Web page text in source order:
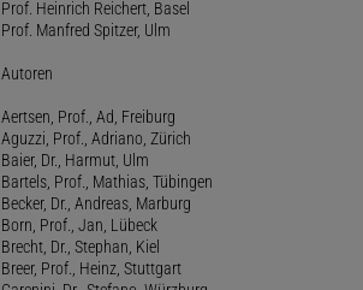
Prof. Heinrich Reichert, Basel
Prof. Manfred Spitzer, Ulm
Autoren
Aertsen, Prof., Ad, Freiburg
Aguzzi, Prof., Adriano, Zürich
Baier, Dr., Harmut, Ulm
Bartels, Prof., Mathias, Tübingen
Becker, Dr., Andreas, Marburg
Born, Prof., Jan, Lübeck
Brecht, Dr., Stephan, Kiel
Breer, Prof., Heinz, Stuttgart